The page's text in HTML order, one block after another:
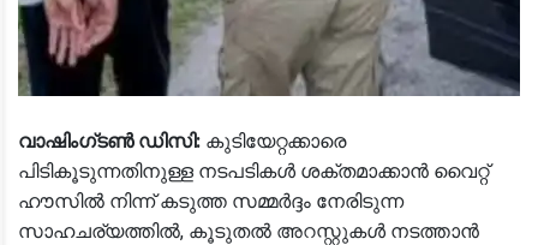
വാഷിംഗ്ടൺ ഡിസി: കുടിയേറ്റക്കാരെ
പിടികൂടുന്നതിനുള്ള നടപടികൾ ശക്തമാക്കാൻ വൈറ്റ്
ഹൗസിൽ നിന്ന് കടുത്ത സമ്മർദ്ദം നേരിടുന്ന
സാഹചര്യത്തിൽ, കൂടുതൽ അറസ്റ്റുകൾ നടത്താൻ